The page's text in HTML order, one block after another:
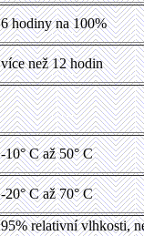
6 hodiny na 100%
více než 12 hodin
-10° C až 50° C
-20° C až 70° C
95% relativní vlhkosti,